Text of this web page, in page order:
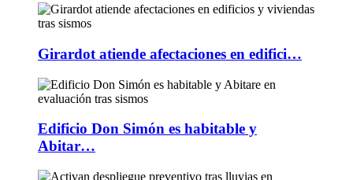
Girardot atiende afectaciones en edifici…
Edificio Don Simón es habitable y
Abitar…